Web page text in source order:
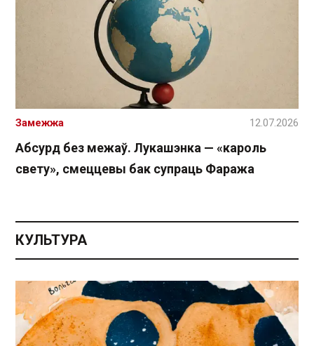
Абсурд без межаў. Лукашэнка — «кароль
свету», смеццевы бак супраць Фаража
Замежжа 12.07.2026
КУЛЬТУРА